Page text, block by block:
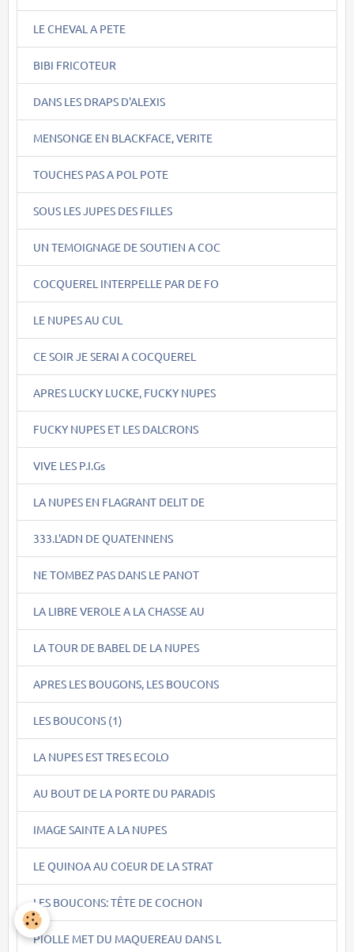
LE CHEVAL A PETE
BIBI FRICOTEUR
DANS LES DRAPS D'ALEXIS
MENSONGE EN BLACKFACE, VERITE
TOUCHES PAS A POL POTE
SOUS LES JUPES DES FILLES
UN TEMOIGNAGE DE SOUTIEN A COC
COCQUEREL INTERPELLE PAR DE FO
LE NUPES AU CUL
CE SOIR JE SERAI A COCQUEREL
APRES LUCKY LUCKE, FUCKY NUPES
FUCKY NUPES ET LES DALCRONS
VIVE LES P.I.Gs
LA NUPES EN FLAGRANT DELIT DE
333.L'ADN DE QUATENNENS
NE TOMBEZ PAS DANS LE PANOT
LA LIBRE VEROLE A LA CHASSE AU
LA TOUR DE BABEL DE LA NUPES
APRES LES BOUGONS, LES BOUCONS
LES BOUCONS (1)
LA NUPES EST TRES ECOLO
AU BOUT DE LA PORTE DU PARADIS
IMAGE SAINTE A LA NUPES
LE QUINOA AU COEUR DE LA STRAT
LES BOUCONS: TÊTE DE COCHON
PIOLLE MET DU MAQUEREAU DANS L